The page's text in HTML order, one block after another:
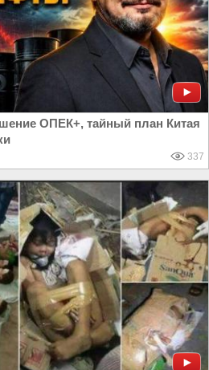
ОПЕК+, тайный план Китая
337